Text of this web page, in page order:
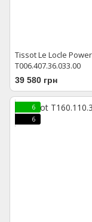
Tissot Le Locle
T006.407.36.033.00
39 580 грн
6
6